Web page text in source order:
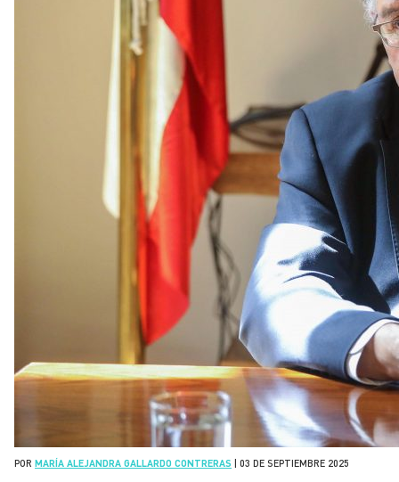
POR MARÍA ALEJANDRA GALLARDO CONTRERAS 03 DE SEPTIEMBRE 2025